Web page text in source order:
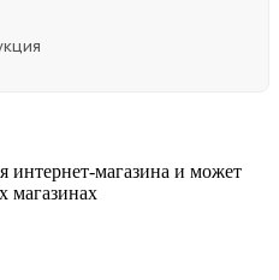
интернет-магазина и может
магазинах